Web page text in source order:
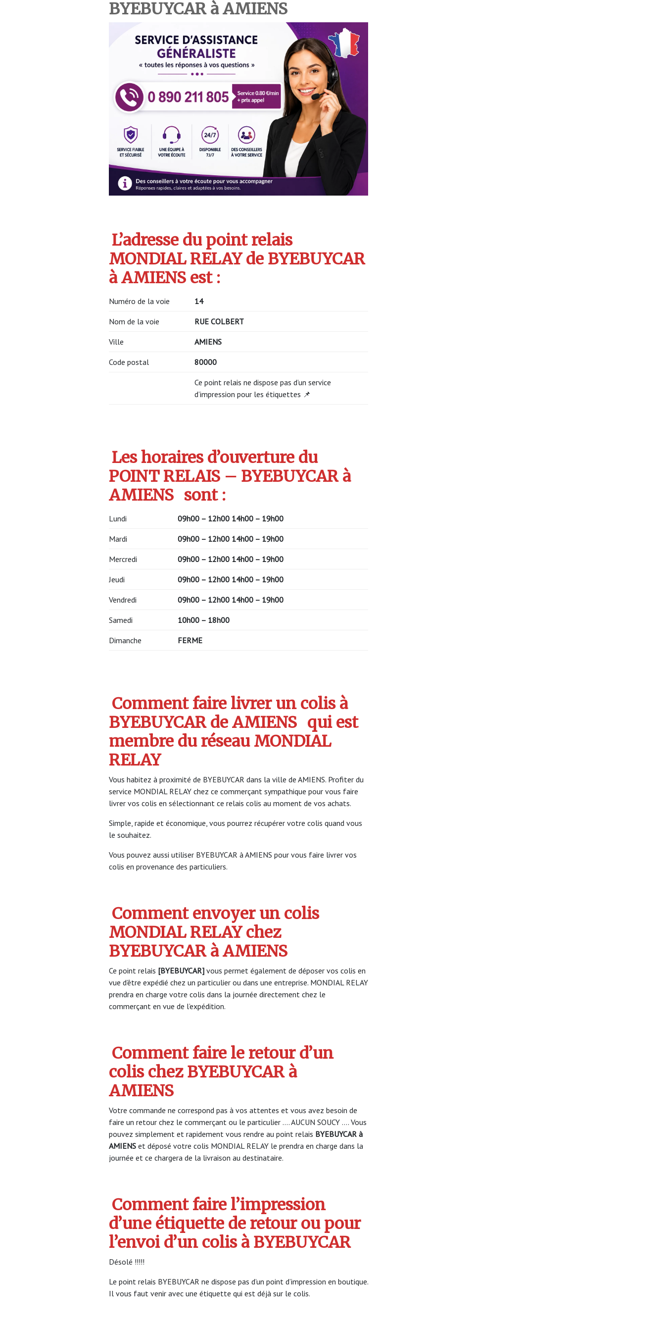
BYEBUYCAR à AMIENS
L’adresse du point relais
MONDIAL RELAY de BYEBUYCAR
à AMIENS est :
Numéro de la voie 14
Nom de la voie RUE COLBERT
Ville AMIENS
Code postal 80000
Ce point relais ne dispose pas d’un service
d’impression pour les étiquettes 📌
Les horaires d’ouverture du
POINT RELAIS – BYEBUYCAR à
AMIENS sont :
Lundi 09h00 – 12h00 14h00 – 19h00
Mardi 09h00 – 12h00 14h00 – 19h00
Mercredi 09h00 – 12h00 14h00 – 19h00
Jeudi 09h00 – 12h00 14h00 – 19h00
Vendredi 09h00 – 12h00 14h00 – 19h00
Samedi 10h00 – 18h00
Dimanche FERME
Comment faire livrer un colis à
BYEBUYCAR de AMIENS qui est
membre du réseau MONDIAL
RELAY
Vous habitez à proximité de BYEBUYCAR dans la ville de AMIENS. Profiter du
service MONDIAL RELAY chez ce commerçant sympathique pour vous faire
livrer vos colis en sélectionnant ce relais colis au moment de vos achats.
Simple, rapide et économique, vous pourrez récupérer votre colis quand vous
le souhaitez.
Vous pouvez aussi utiliser BYEBUYCAR à AMIENS pour vous faire livrer vos
colis en provenance des particuliers.
Comment envoyer un colis
MONDIAL RELAY chez
BYEBUYCAR à AMIENS
Ce point relais [BYEBUYCAR] vous permet également de déposer vos colis en
vue d’être expédié chez un particulier ou dans une entreprise. MONDIAL RELAY
prendra en charge votre colis dans la journée directement chez le
commerçant en vue de l’expédition.
Comment faire le retour d’un
colis chez BYEBUYCAR à
AMIENS
Votre commande ne correspond pas à vos attentes et vous avez besoin de
faire un retour chez le commerçant ou le particulier …. AUCUN SOUCY …. Vous
pouvez simplement et rapidement vous rendre au point relais BYEBUYCAR à
AMIENS et déposé votre colis MONDIAL RELAY le prendra en charge dans la
journée et ce chargera de la livraison au destinataire.
Comment faire l’impression
d’une étiquette de retour ou pour
l’envoi d’un colis à BYEBUYCAR
Désolé !!!!!
Le point relais BYEBUYCAR ne dispose pas d’un point d’impression en boutique.
Il vous faut venir avec une étiquette qui est déjà sur le colis.